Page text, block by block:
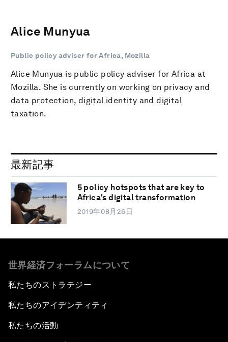
Alice Munyua
Public policy adviser for Africa, Mozilla
Alice Munyua is public policy adviser for Africa at
Mozilla. She is currently on working on privacy and
data protection, digital identity and digital
taxation.
最新記事
5 policy hotspots that are key to
Africa's digital transformation
2019年08月26日
世界経済フォーラムについて
私たちのストラテジー
私たちのアイデンティティ
私たちの活動